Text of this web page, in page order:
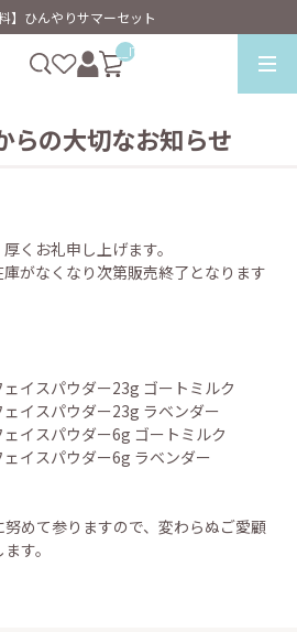
】ひんやりサマーセット
__ITM_CNT__
らの大切なお知らせ
くお礼申し上げます。
がなくなり次第販売終了となります
イスパウダー23g ゴートミルク
イスパウダー23g ラベンダー
イスパウダー6g ゴートミルク
イスパウダー6g ラベンダー
めて参りますので、変わらぬご愛顧
す。